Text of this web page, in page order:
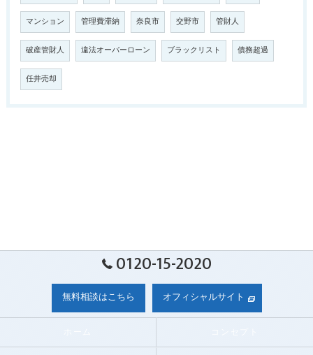
マンション 管理費滞納 奈良市 交野市 管財人
破産管財人 違法オーバーローン ブラックリスト 債務超過
任井売却
0120-15-2020
無料相談はこちら オフィシャルサイト